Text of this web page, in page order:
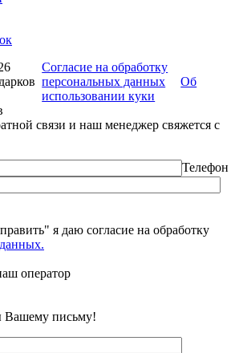
Согласие на обработку
персональных данных
Об
использовании куки
связи и наш менеджер свяжется с
Телефон
я даю согласие на обработку
оператор
Вашему письму!